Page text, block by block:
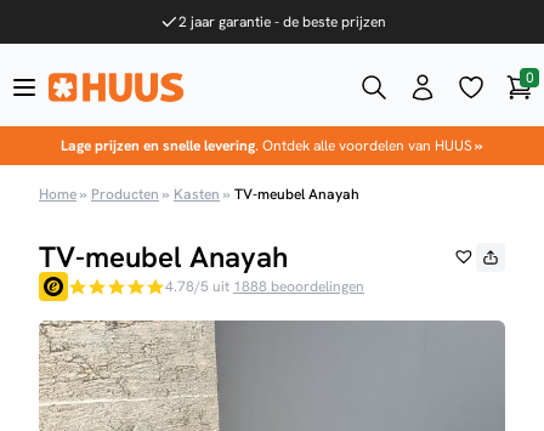
2 jaar garantie - de beste prijzen
0
Lage prijzen en snelle levering. Ontdek alle voordelen van HUUS»
Home» Producten » Kasten » TV-meubel Anayah
TV-meubel Anayah
4.78/5 uit 1888 beoordelingen